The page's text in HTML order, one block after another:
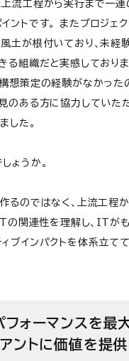
流工程から実行まで一
ントです。 またプロジェ
土が根付いており、未経
る組織だと実感しておりま
想策定の経験がなかった
のある方に協力していた
した。
ょうか。
るのではなく、上流工程
の関連性を理解し、ITが
ブインパクトを体系立て
フォーマンスを最
ントに価値を提供